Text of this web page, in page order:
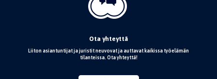
Ota yhteyttä
Liiton asiantuntijat ja juristit neuvovat ja auttavat kaikissa työelämän
tilanteissa. Ota yhteyttä!